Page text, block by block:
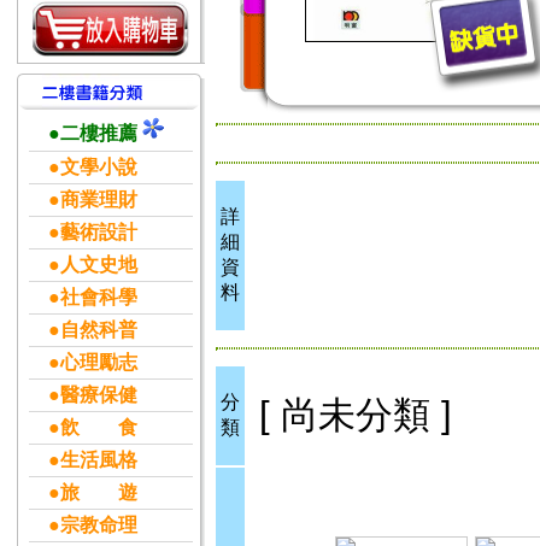
●二樓推薦
●文學小說
●商業理財
●藝術設計
●人文史地
●社會科學
●自然科普
●心理勵志
●醫療保健
●飲 食
●生活風格
●旅 遊
●宗教命理
詳
細
資
料
分
類
[ 尚未分類 ]